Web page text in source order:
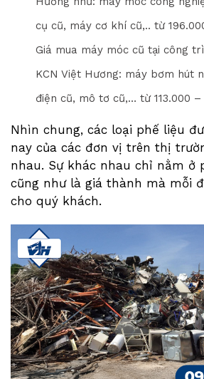
cụ cũ, máy cơ khí cũ,.. từ 196
Giá mua máy móc cũ tại công
KCN Việt Hương: máy bơm hút
điện cũ, mô tơ cũ,… từ 113.000 –
Nhìn chung, các loại phế liệu
nay của các đơn vị trên thị
nhau. Sự khác nhau chỉ nằm ở
cũng như là giá thành mà mỗi
cho quý khách.